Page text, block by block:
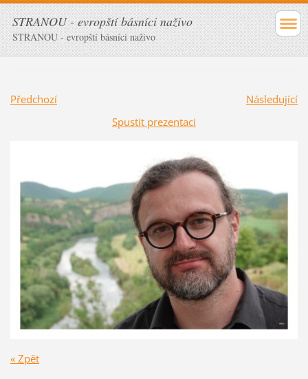
STRANOU - evropští básníci naživo
STRANOU - evropští básníci naživo
Předchozí
Následující
Spustit prezentaci
« Zpět